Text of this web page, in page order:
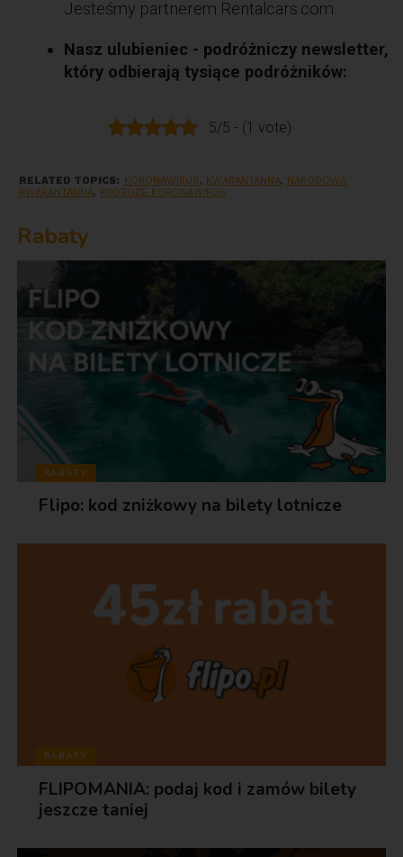
Jesteśmy partnerem Rentalcars.com.
Nasz ulubieniec - podróżniczy newsletter,
który odbierają tysiące podróżników:
5/5 - (1 vote)
RELATED TOPICS: KORONAWIRUS, KWARANTANNA, NARODOWA
KWARANTANNA, PODRÓŻE KORONAWIRUS
Rabaty
RABATY
Flipo: kod zniżkowy na bilety lotnicze
RABATY
FLIPOMANIA: podaj kod i zamów bilety
jeszcze taniej